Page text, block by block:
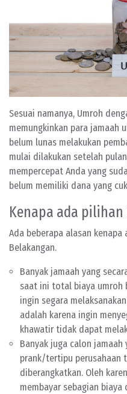
Sesuai namanya, Umroh
memungkinkan para jamaah
belum lunas melakukan
mulai dilakukan setelah
mempercepat Anda yang
belum memiliki dana yang
Kenapa ada pilihan
Ada beberapa alasan
Belakangan.
Banyak jamaah yang
saat ini total biaya umroh
ingin segara
adalah karena ingin
khawatir tidak dapat
Banyak juga calon
prank/tertipu perusahaan
diberangkatkan. Oleh
membayar sebagian